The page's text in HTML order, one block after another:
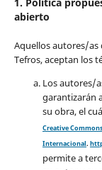
abierto
Aquellos autores/as
Tefros, aceptan los
Los autores/
garantizarán
su obra, el
Creative
Internacional.
permite a